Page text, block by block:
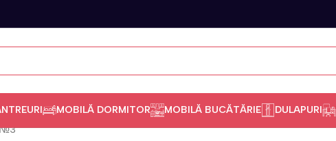
MOBILĂ DORMITOR MOBILĂ BUCĂTĂRIE DULAPURI
№3